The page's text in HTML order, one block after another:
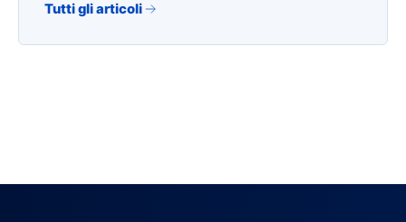
Tutti gli articoli